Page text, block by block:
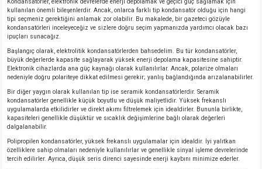
Kondansatörler, elektronik devrelerde enerji depolamak ve geçici güç sağlamak için
kullanılan önemli bileşenlerdir. Ancak, onlarca farklı tip kondansatör olduğu için hangi
tipi seçmeniz gerektiğini anlamak zor olabilir. Bu makalede, bir gazeteci gözüyle
kondansatörleri inceleyeceğiz ve sizlere doğru seçim yapmanızda yardımcı olacak bazı
ipuçları sunacağız.
Başlangıç olarak, elektrolitik kondansatörlerden bahsedelim. Bu tür kondansatörler,
büyük değerlerde kapasite sağlayarak yüksek enerji depolama kapasitesine sahiptir.
Elektronik cihazlarda ana güç kaynağı olarak kullanılırlar. Ancak, polarize olmaları
nedeniyle doğru polariteye dikkat edilmesi gerekir; yanlış bağlandığında arızalanabilirler.
Bir diğer yaygın olarak kullanılan tip ise seramik kondansatörlerdir. Seramik
kondansatörler genellikle küçük boyutlu ve düşük maliyetlidir. Yüksek frekanslı
uygulamalarda etkilidirler ve direkt akımı filtrelemek için idealdirler. Bununla birlikte,
kapasiteleri genellikle düşüktür ve sıcaklık değişimlerine bağlı olarak değerleri
dalgalanabilir.
Polipropilen kondansatörler, yüksek frekanslı uygulamalar için idealdir. İyi yalıtkan
özelliklere sahip olmaları nedeniyle kullanılırlar ve genellikle sinyal işleme devrelerinde
tercih edilirler. Ayrıca, düşük seris direnci sayesinde enerji kaybını minimize ederler.